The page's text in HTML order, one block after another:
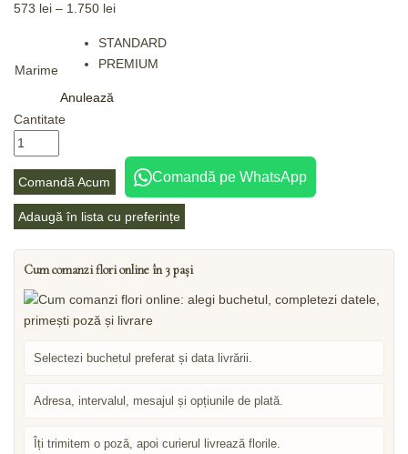
573 lei – 1.750 lei
Marime
STANDARD
PREMIUM
Anulează
Cantitate
Comandă Acum Comandă pe WhatsApp
Adaugă în lista cu preferințe
Cum comanzi flori online în 3 pași
Selectezi buchetul preferat și data livrării.
Adresa, intervalul, mesajul și opțiunile de plată.
Îți trimitem o poză, apoi curierul livrează florile.